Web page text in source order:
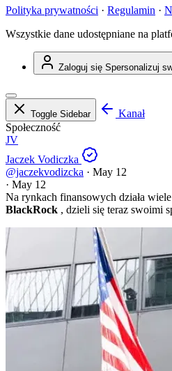
Polityka prywatności · Regulamin ·
Wszystkie dane udostępniane na
Zaloguj się Spersonalizuj
Toggle Sidebar
Kanał
Społeczność
JV
Jaczek Vodiczka
@jaczekvodizcka · May 12
· May 12
Na rynkach finansowych działa
BlackRock , dzieli się teraz swoimi